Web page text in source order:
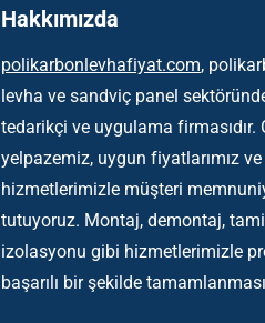
Hakkımızda
polikarbonlevhafiyat.com,
levha ve sandviç panel
tedarikçi ve uygulama firmasıdır.
yelpazemiz, uygun fiyatlarımız
hizmetlerimizle müşteri
tutuyoruz. Montaj, demontaj,
izolasyonu gibi hizmetlerimizle
başarılı bir şekilde